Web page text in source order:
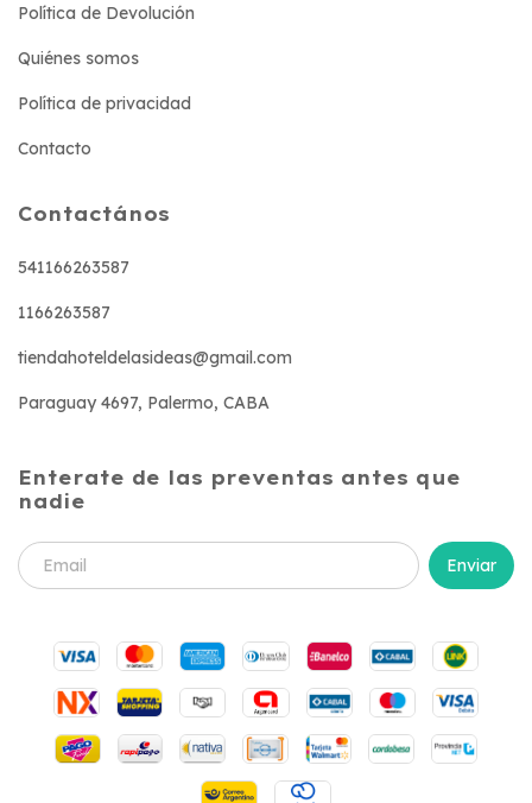
Política de Devolución
Quiénes somos
Política de privacidad
Contacto
Contactános
541166263587
1166263587
tiendahoteldelasideas@gmail.com
Paraguay 4697, Palermo, CABA
Enterate de las preventas antes que
nadie